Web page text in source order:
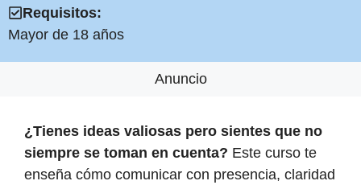
Requisitos:
Mayor de 18 años
Anuncio
¿Tienes ideas valiosas pero sientes que no
siempre se toman en cuenta? Este curso te
enseña cómo comunicar con presencia, claridad